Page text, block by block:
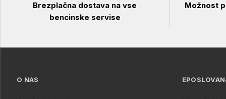
Brezplačna dostava na vse
bencinske servise
Možnost
O NAS